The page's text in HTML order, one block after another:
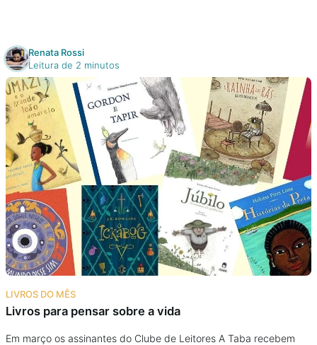
Renata Rossi
Leitura de 2 minutos
LIVROS DO MÊS
Livros para pensar sobre a vida
Em março os assinantes do Clube de Leitores A Taba recebem